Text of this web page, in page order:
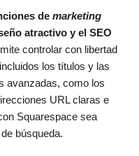
de marketing
atractivo y el SEO
controlar con libertad
los títulos y las
avanzadas, como los
URL claras e
Squarespace sea
búsqueda.